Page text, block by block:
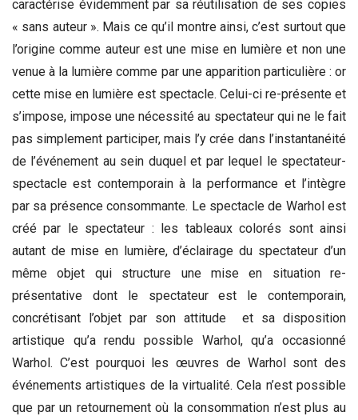
caractérise évidemment par sa réutilisation de ses copies
« sans auteur ». Mais ce qu’il montre ainsi, c’est surtout que
l’origine comme auteur est une mise en lumière et non une
venue à la lumière comme par une apparition particulière : or
cette mise en lumière est spectacle. Celui-ci re-présente et
s’impose, impose une nécessité au spectateur qui ne le fait
pas simplement participer, mais l’y crée dans l’instantanéité
de l’événement au sein duquel et par lequel le spectateur-
spectacle est contemporain à la performance et l’intègre
par sa présence consommante. Le spectacle de Warhol est
créé par le spectateur : les tableaux colorés sont ainsi
autant de mise en lumière, d’éclairage du spectateur d’un
même objet qui structure une mise en situation re-
présentative dont le spectateur est le contemporain,
concrétisant l’objet par son attitude et sa disposition
artistique qu’a rendu possible Warhol, qu’a occasionné
Warhol. C’est pourquoi les œuvres de Warhol sont des
événements artistiques de la virtualité. Cela n’est possible
que par un retournement où la consommation n’est plus au